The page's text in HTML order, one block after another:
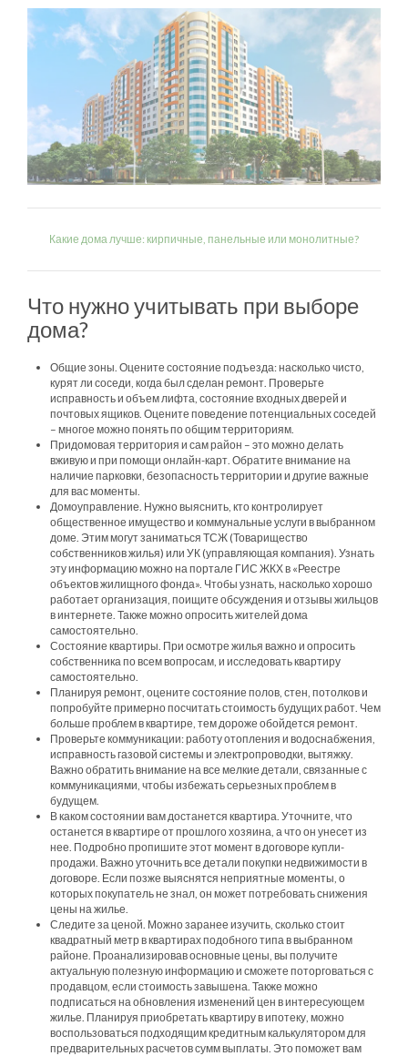
Какие дома лучше: кирпичные, панельные или монолитные?
Что нужно учитывать при выборе
дома?
Общие зоны. Оцените состояние подъезда: насколько чисто,
курят ли соседи, когда был сделан ремонт. Проверьте
исправность и объем лифта, состояние входных дверей и
почтовых ящиков. Оцените поведение потенциальных соседей
– многое можно понять по общим территориям.
Придомовая территория и сам район – это можно делать
вживую и при помощи онлайн-карт. Обратите внимание на
наличие парковки, безопасность территории и другие важные
для вас моменты.
Домоуправление. Нужно выяснить, кто контролирует
общественное имущество и коммунальные услуги в выбранном
доме. Этим могут заниматься ТСЖ (Товарищество
собственников жилья) или УК (управляющая компания). Узнать
эту информацию можно на портале ГИС ЖКХ в «Реестре
объектов жилищного фонда». Чтобы узнать, насколько хорошо
работает организация, поищите обсуждения и отзывы жильцов
в интернете. Также можно опросить жителей дома
самостоятельно.
Состояние квартиры. При осмотре жилья важно и опросить
собственника по всем вопросам, и исследовать квартиру
самостоятельно.
Планируя ремонт, оцените состояние полов, стен, потолков и
попробуйте примерно посчитать стоимость будущих работ. Чем
больше проблем в квартире, тем дороже обойдется ремонт.
Проверьте коммуникации: работу отопления и водоснабжения,
исправность газовой системы и электропроводки, вытяжку.
Важно обратить внимание на все мелкие детали, связанные с
коммуникациями, чтобы избежать серьезных проблем в
будущем.
В каком состоянии вам достанется квартира. Уточните, что
останется в квартире от прошлого хозяина, а что он унесет из
нее. Подробно пропишите этот момент в договоре купли-
продажи. Важно уточнить все детали покупки недвижимости в
договоре. Если позже выяснятся неприятные моменты, о
которых покупатель не знал, он может потребовать снижения
цены на жилье.
Следите за ценой. Можно заранее изучить, сколько стоит
квадратный метр в квартирах подобного типа в выбранном
районе. Проанализировав основные цены, вы получите
актуальную полезную информацию и сможете поторговаться с
продавцом, если стоимость завышена. Также можно
подписаться на обновления изменений цен в интересующем
жилье. Планируя приобретать квартиру в ипотеку, можно
воспользоваться подходящим кредитным калькулятором для
предварительных расчетов сумм выплаты. Это поможет вам